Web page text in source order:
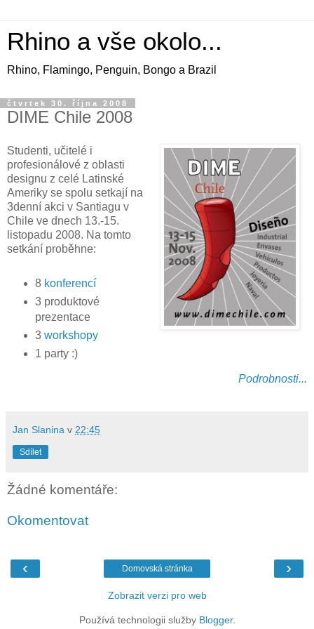
Rhino a vše okolo...
Rhino, Flamingo, Penguin, Bongo a Brazil
čtvrtek 30. října 2008
DIME Chile 2008
Studenti, učitelé i
profesionálové z oblasti
designu z celé Latinské
Ameriky se spolu setkají na
3denní akci v Santiagu v
Chile ve dnech 13.-15.
listopadu 2008. Na tomto
setkání proběhne:
8 konferencí
3 produktové
prezentace
3 workshopy
1 party :)
Podrobnosti...
Jan Slanina v 22:45
Sdílet
Žádné komentáře:
Okomentovat
‹ ›
Domovská stránka
Zobrazit verzi pro web
Používá technologii služby Blogger.